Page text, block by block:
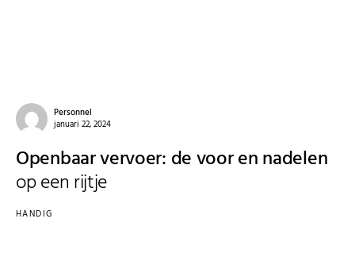
Personnel
januari 22, 2024
Openbaar vervoer: de voor en nadelen
op een rijtje
HANDIG